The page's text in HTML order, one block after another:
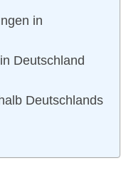
in
Deutschland
Deutschlands